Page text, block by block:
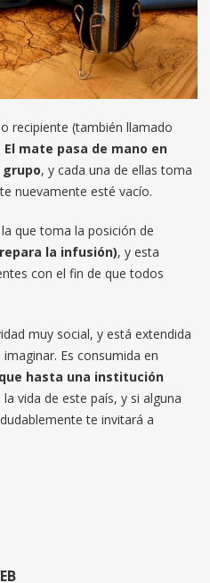
recipiente (también llamado
El mate pasa de mano en
, y cada una de ellas toma
nuevamente esté vacío.
que toma la posición de
la infusión), y esta
con el fin de que todos
muy social, y está extendida
Es consumida en
hasta una institución
la vida de este país, y si alguna
te invitará a